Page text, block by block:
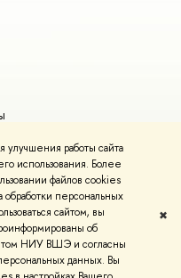
работы сайта
использования. Более
файлов cookies
обработки персональных
сайтом, вы
об
НИУ ВШЭ и согласны
данных. Вы
✖
технологий в НИУ ВШЭ